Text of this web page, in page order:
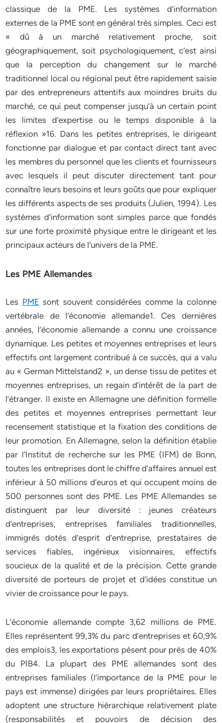
classique de la PME. Les systèmes d’information
externes de la PME sont en général très simples. Ceci est
« dû à un marché relativement proche, soit
géographiquement, soit psychologiquement, c’est ainsi
que la perception du changement sur le marché
traditionnel local ou régional peut être rapidement saisie
par des entrepreneurs attentifs aux moindres bruits du
marché, ce qui peut compenser jusqu’à un certain point
les limites d’expertise ou le temps disponible à la
réflexion »16. Dans les petites entreprises, le dirigeant
fonctionne par dialogue et par contact direct tant avec
les membres du personnel que les clients et fournisseurs
avec lesquels il peut discuter directement tant pour
connaître leurs besoins et leurs goûts que pour expliquer
les différents aspects de ses produits (Julien, 1994). Les
systèmes d’information sont simples parce que fondés
sur une forte proximité physique entre le dirigeant et les
principaux acteurs de l’univers de la PME.
Les PME Allemandes
Les PME sont souvent considérées comme la colonne
vertébrale de l’économie allemande1. Ces dernières
années, l’économie allemande a connu une croissance
dynamique. Les petites et moyennes entreprises et leurs
effectifs ont largement contribué à ce succès, qui a valu
au « German Mittelstand2 », un dense tissu de petites et
moyennes entreprises, un regain d’intérêt de la part de
l’étranger. Il existe en Allemagne une définition formelle
des petites et moyennes entreprises permettant leur
recensement statistique et la fixation des conditions de
leur promotion. En Allemagne, selon la définition établie
par l’Institut de recherche sur les PME (IFM) de Bonn,
toutes les entreprises dont le chiffre d’affaires annuel est
inférieur à 50 millions d’euros et qui occupent moins de
500 personnes sont des PME. Les PME Allemandes se
distinguent par leur diversité : jeunes créateurs
d’entreprises, entreprises familiales traditionnelles,
immigrés dotés d’esprit d’entreprise, prestataires de
services fiables, ingénieux visionnaires, effectifs
soucieux de la qualité et de la précision. Cette grande
diversité de porteurs de projet et d’idées constitue un
vivier de croissance pour le pays.
L’économie allemande compte 3,62 millions de PME.
Elles représentent 99,3% du parc d’entreprises et 60,9%
des emplois3, les exportations pèsent pour près de 40%
du PIB4. La plupart des PME allemandes sont des
entreprises familiales (l’importance de la PME pour le
pays est immense) dirigées par leurs propriétaires. Elles
adoptent une structure hiérarchique relativement plate
(responsabilités et pouvoirs de décision des